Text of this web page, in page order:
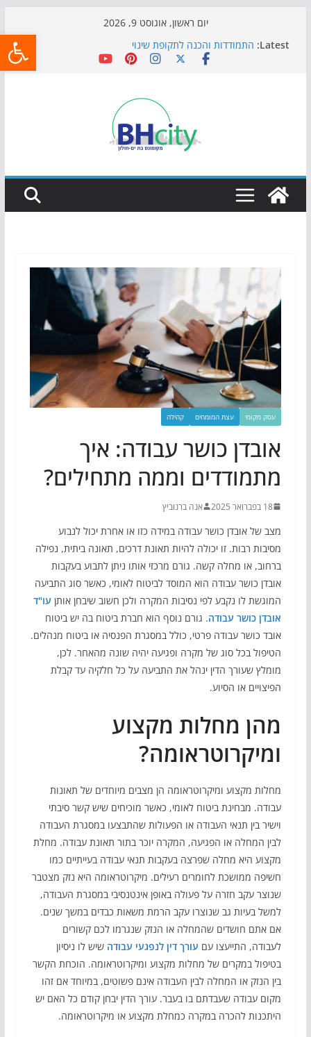
יום ראשון, אוגוסט 9, 2026
Latest: התמודדות והכנה לתקופת שינוי
אי ההרפתקאות ממשיך לכבוש את הגינות: מאות משפחות
כדורגל באווירה מיוחדת: הקרנת גמר המונדיאל בטרמינל
הקיץ של בני הנוער בבת־ים: חוף הריביירה הופך למרחב
בטוח בשעות הערב
עסק מקומי עצת המומחים קהילה
אובדן כושר עבודה: איך
מתמודדים וממה מתחילים?
18 בפברואר 2025 אנה ברנוביץ
מצב של אובדן כושר עבודה במידה כזו או אחרת יכול לנבוע
מסיבות רבות. זו יכולה להיות תאונת דרכים, תאונה ביתית, נפילה
ברחוב, או מחלה קשה. גורם מרכזי אותו ניתן לתבוע בעקבות
אובדן כושר עבודה הוא המוסד לביטוח לאומי, כאשר סוג התביעה
המוגשת לו נקבע לפי נסיבות המקרה ולכן חשוב שיבחן אותן עו"ד
אובדן כושר עבודה. גורם נוסף הוא חברת ביטוח בה יש ביטוח
אובד כושר עבודה פרטי, כולל במסגרת הפנסיה או ביטוח מנהלים.
הטיפול בכל סוג של מקרה ופגיעה יהיה שונה מהאחר. לכן,
מומלץ שעורך הדין ינהל את התביעה על כל חלקיה עד קבלת
הפיצויים או הסיוע.
מהן מחלות מקצוע
ומיקרוטראומה?
מחלות מקצוע ומיקרוטראומה הן מצבים מיוחדים של תאונות
עבודה. מבחינת ביטוח לאומי, כאשר מוכיחים שיש קשר סיבתי
וישיר בין תנאי העבודה או הפעולות שהתבצעו במסגרת העבודה
לבין המחלה או הפגיעה, המקרה יוכר בתור תאונת עבודה. מחלת
מקצוע היא מחלה שפרצה בעקבות תנאי עבודה בעייתיים כמו
חשיפה ממושכת לחומרים רעילים. מיקרוטראומה היא נזק מצטבר
שנוצר עקב חזרה על פעולה באופן אינטנסיבי במסגרת העבודה,
למשל בעיות גב שנוצרו עקב הרמת משאות כבדים במשך שנים.
אם אתם חושדים שהמחלה או הנזק שנגרמו לכם קשורים
לעבודה, התייעצו עם עורך דין לנפגעי עבודה שיש לו ניסיון
בטיפול במקרים של מחלות מקצוע ומיקרוטראומה. הוכחת הקשר
בין הנזק או המחלה לבין העבודה אינם פשוטים, במיוחד אם זהו
מקום עבודה שעבדתם בו בעבר. עורך הדין יבחן קודם כל האם יש
היתכנות להכרה במקרה כמחלת מקצוע או מיקרוטראומה.